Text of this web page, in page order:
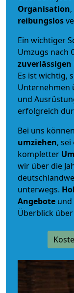
Organisation
reibungslos
Ein wichtiger
Umzugs nach
zuverlässigen
Es ist wichtig,
Unternehmen
und
erfolgreich
Bei uns
umziehen, sei
kompletter
wir über die
unterwegs.
Angebote und
Überblick